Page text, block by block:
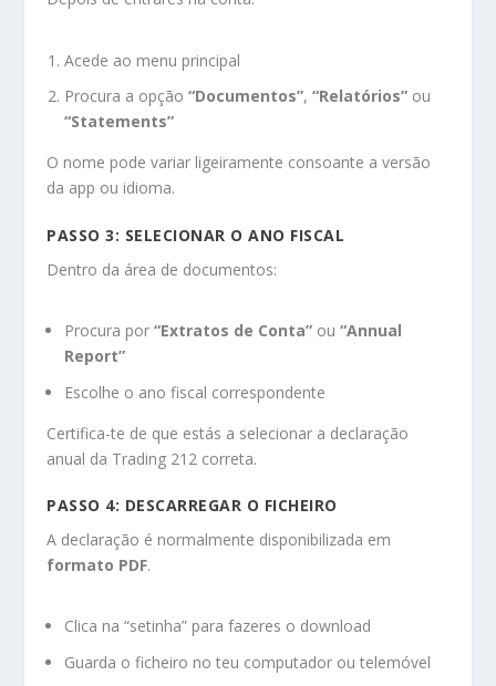
Acede ao menu principal
Procura a opção“Documentos”,“Relatórios” ou
“Statements”
O nome pode variar ligeiramente consoante a versão
da app ou idioma.
PASSO 3: SELECIONAR O ANO FISCAL
Dentro da área de documentos:
Procura por“Extratos de Conta” ou“Annual
Report”
Escolhe o ano fiscal correspondente
Certifica-te de que estás a selecionar a declaração
anual da Trading 212 correta.
PASSO 4: DESCARREGAR O FICHEIRO
A declaração é normalmente disponibilizada em
formato PDF.
Clica na “setinha” para fazeres o download
Guarda o ficheiro no teu computador ou telemóvel